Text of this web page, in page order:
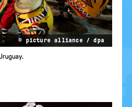
© picture alliance / dpa